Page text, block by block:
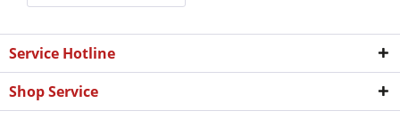
Service Hotline
Shop Service